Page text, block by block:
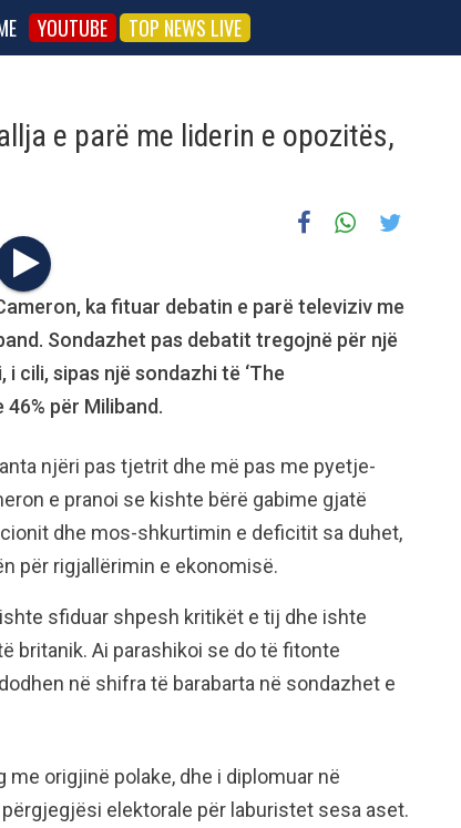
YOUTUBE TOP NEWS LIVE
e parë me liderin e opozitës,
ka fituar debatin e parë televiziv me
Sondazhet pas debatit tregojnë për një
cili, sipas një sondazhi të ‘The
46% për Miliband.
njëri pas tjetrit dhe më pas me pyetje-
e pranoi se kishte bërë gabime gjatë
dhe mos-shkurtimin e deficitit sa duhet,
për rigjallërimin e ekonomisë.
sfiduar shpesh kritikët e tij dhe ishte
britanik. Ai parashikoi se do të fitonte
në shifra të barabarta në sondazhet e
origjinë polake, dhe i diplomuar në
elektorale për laburistet sesa aset.